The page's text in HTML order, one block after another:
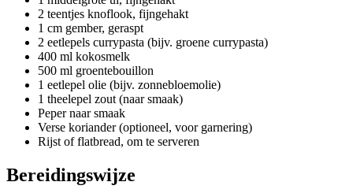
2 teentjes knoflook, fijngehakt
1 cm gember, geraspt
2 eetlepels currypasta (bijv. groene currypasta)
400 ml kokosmelk
500 ml groentebouillon
1 eetlepel olie (bijv. zonnebloemolie)
1 theelepel zout (naar smaak)
Peper naar smaak
Verse koriander (optioneel, voor garnering)
Rijst of flatbread, om te serveren
Bereidingswijze